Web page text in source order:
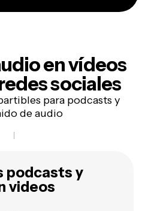
envídeos
sociales
para podcasts y
de audio
podcasts y
videos